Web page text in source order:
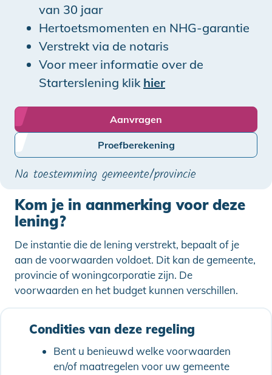
van 30 jaar
Hertoetsmomenten en NHG-garantie
Verstrekt via de notaris
Voor meer informatie over de
Starterslening klik hier
Aanvragen
Proefberekening
Na toestemming gemeente/provincie
Kom je in aanmerking voor deze
lening?
De instantie die de lening verstrekt, bepaalt of je
aan de voorwaarden voldoet. Dit kan de gemeente,
provincie of woningcorporatie zijn. De
voorwaarden en het budget kunnen verschillen.
Condities van deze regeling
Bent u benieuwd welke voorwaarden
en/of maatregelen voor uw gemeente